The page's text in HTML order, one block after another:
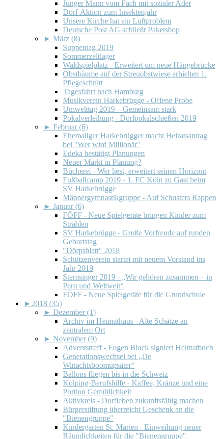
Junger Mann vom Fach mit sozialer Ader
Dorf-Aktion zum Insektenjahr
Unsere Kirche hat ein Luftproblem
Deutsche Post AG schließt Paketshop
► März (8)
Suppentag 2019
Sommerzeltlager
Waldspielplatz - Erweitert um neue Hängebrücke
Obstbäume auf der Streuobstwiese erhielten 1.
Pflegeschnitt
Tagesfahrt nach Hamburg
Musikverein Harkebrügge - Offene Probe
Umwelttag 2019 – Gemeinsam stark
Pokalverleihung - Dorfpokalschießen 2019
► Februar (6)
Ehemaliger Harkebrügger macht Heiratsantrag
bei "Wer wird Millionär"
Edeka bestätigt Planungen
Neuer Markt in Planung?
Bücherei - Wer liest, erweitert seinen Horizont
Fußballcamp 2019 - 1. FC Köln zu Gast beim
SV Harkebrügge
Männergymnastikgruppe - Auf Schusters Rappen
► Januar (6)
FÖFF - Neue Spielgeräte bringen Kinder zum
Strahlen
SV Harkebrügge - Große Vorfreude auf runden
Geburtstag
"Dörpsblatt" 2018
Schützenverein startet mit neuem Vorstand ins
Jahr 2019
Sternsinger 2019 - „Wir gehören zusammen – in
Peru und Weltweit“
FÖFF - Neue Spielgeräte für die Grundschule
► 2018 (35)
► Dezember (1)
Archiv im Heimathaus - Alte Schätze an
zentralem Ort
► November (9)
Adventstreff - Eugen Block signiert Heimatbuch
Generationswechsel bei „De
Winachtsboomupsäter“
Ballons fliegen bis in die Schweiz
Kolping-Berufshilfe - Kaffee, Kränze und eine
Portion Gemütlichkeit
Aktivkreis - Dorfleben zukunftsfähig machen
Bürgerstiftung überreicht Geschenk an die
"Bienengruppe"
Kindergarten St. Marien - Einweihung neuer
Räumlichkeiten für die "Bienengruppe"